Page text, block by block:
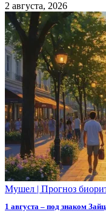
2 августа, 2026
Мушел | Прогноз
1 августа – под знаком